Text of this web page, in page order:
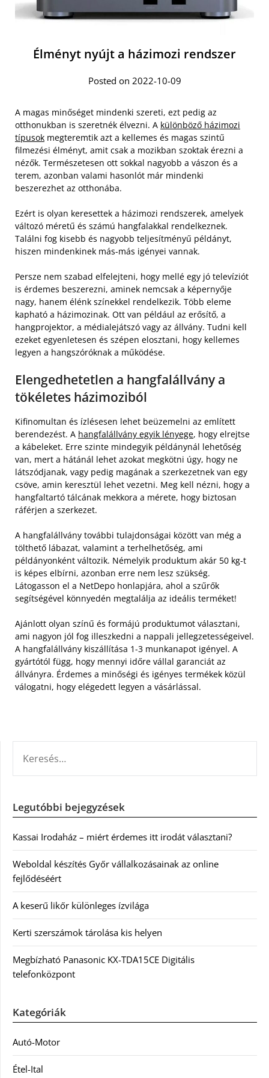
Élményt nyújt a házimozi rendszer
Posted on 2022-10-09
A magas minőséget mindenki szereti, ezt pedig az
otthonukban is szeretnék élvezni. A különböző házimozi
típusok megteremtik azt a kellemes és magas szintű
filmezési élményt, amit csak a mozikban szoktak érezni a
nézők. Természetesen ott sokkal nagyobb a vászon és a
terem, azonban valami hasonlót már mindenki
beszerezhet az otthonába.
Ezért is olyan keresettek a házimozi rendszerek, amelyek
változó méretű és számú hangfalakkal rendelkeznek.
Találni fog kisebb és nagyobb teljesítményű példányt,
hiszen mindenkinek más-más igényei vannak.
Persze nem szabad elfelejteni, hogy mellé egy jó televíziót
is érdemes beszerezni, aminek nemcsak a képernyője
nagy, hanem élénk színekkel rendelkezik. Több eleme
kapható a házimozinak. Ott van például az erősítő, a
hangprojektor, a médialejátszó vagy az állvány. Tudni kell
ezeket egyenletesen és szépen elosztani, hogy kellemes
legyen a hangszóróknak a működése.
Elengedhetetlen a hangfalállvány a
tökéletes házimoziból
Kifinomultan és ízlésesen lehet beüzemelni az említett
berendezést. A hangfalállvány egyik lényege, hogy elrejtse
a kábeleket. Erre szinte mindegyik példánynál lehetőség
van, mert a hátánál lehet azokat megkötni úgy, hogy ne
látszódjanak, vagy pedig magának a szerkezetnek van egy
csöve, amin keresztül lehet vezetni. Meg kell nézni, hogy a
hangfaltartó tálcának mekkora a mérete, hogy biztosan
ráférjen a szerkezet.
A hangfalállvány további tulajdonságai között van még a
tölthető lábazat, valamint a terhelhetőség, ami
példányonként változik. Némelyik produktum akár 50 kg-t
is képes elbírni, azonban erre nem lesz szükség.
Látogasson el a NetDepo honlapjára, ahol a szűrők
segítségével könnyedén megtalálja az ideális terméket!
Ajánlott olyan színű és formájú produktumot választani,
ami nagyon jól fog illeszkedni a nappali jellegzetességeivel.
A hangfalállvány kiszállítása 1-3 munkanapot igényel. A
gyártótól függ, hogy mennyi időre vállal garanciát az
állványra. Érdemes a minőségi és igényes termékek közül
válogatni, hogy elégedett legyen a vásárlással.
Legutóbbi bejegyzések
Kassai Irodaház – miért érdemes itt irodát választani?
Weboldal készítés Győr vállalkozásainak az online
fejlődéséért
A keserű likőr különleges ízvilága
Kerti szerszámok tárolása kis helyen
Megbízható Panasonic KX-TDA15CE Digitális
telefonközpont
Kategóriák
Autó-Motor
Étel-Ital